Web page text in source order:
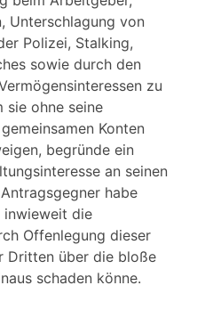
Unterschlagung von
Polizei, Stalking,
sowie durch den
zu
sie ohne seine
Konten
begründe ein
an seinen
habe
inwieweit die
Offenlegung dieser
Dritten über die bloße
schaden könne.